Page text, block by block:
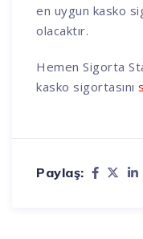
en uygun kasko
olacaktır.
Hemen Sigorta
kasko sigortasını
Paylaş: